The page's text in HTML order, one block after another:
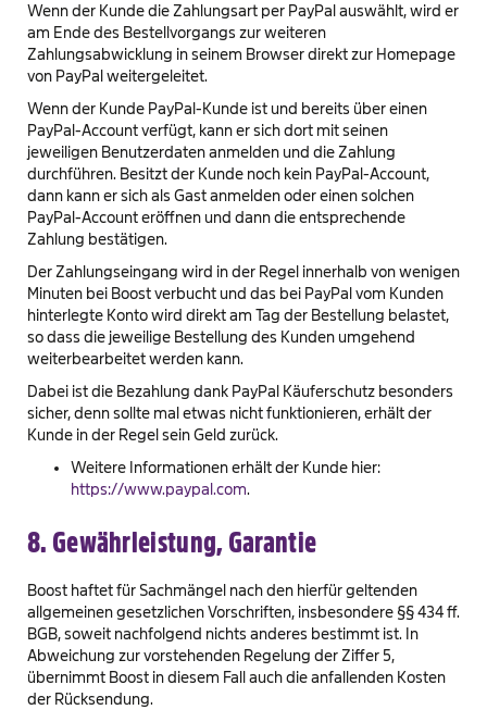
Wenn der Kunde die Zahlungsart per PayPal auswählt, wird er
am Ende des Bestellvorgangs zur weiteren
Zahlungsabwicklung in seinem Browser direkt zur Homepage
von PayPal weitergeleitet.
Wenn der Kunde PayPal-Kunde ist und bereits über einen
PayPal-Account verfügt, kann er sich dort mit seinen
jeweiligen Benutzerdaten anmelden und die Zahlung
durchführen. Besitzt der Kunde noch kein PayPal-Account,
dann kann er sich als Gast anmelden oder einen solchen
PayPal-Account eröffnen und dann die entsprechende
Zahlung bestätigen.
Der Zahlungseingang wird in der Regel innerhalb von wenigen
Minuten bei Boost verbucht und das bei PayPal vom Kunden
hinterlegte Konto wird direkt am Tag der Bestellung belastet,
so dass die jeweilige Bestellung des Kunden umgehend
weiterbearbeitet werden kann.
Dabei ist die Bezahlung dank PayPal Käuferschutz besonders
sicher, denn sollte mal etwas nicht funktionieren, erhält der
Kunde in der Regel sein Geld zurück.
Weitere Informationen erhält der Kunde hier:
https://www.paypal.com.
8. Gewährleistung, Garantie
Boost haftet für Sachmängel nach den hierfür geltenden
allgemeinen gesetzlichen Vorschriften, insbesondere §§ 434 ff.
BGB, soweit nachfolgend nichts anderes bestimmt ist. In
Abweichung zur vorstehenden Regelung der Ziffer 5,
übernimmt Boost in diesem Fall auch die anfallenden Kosten
der Rücksendung.